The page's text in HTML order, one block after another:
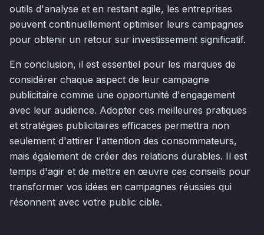
outils d'analyse et en restant agile, les entreprises
peuvent continuellement optimiser leurs campagnes
pour obtenir un retour sur investissement significatif.
En conclusion, il est essentiel pour les marques de
considérer chaque aspect de leur campagne
publicitaire comme une opportunité d'engagement
avec leur audience. Adopter ces meilleures pratiques
et stratégies publicitaires efficaces permettra non
seulement d'attirer l'attention des consommateurs,
mais également de créer des relations durables. Il est
temps d'agir et de mettre en œuvre ces conseils pour
transformer vos idées en campagnes réussies qui
résonnent avec votre public cible.